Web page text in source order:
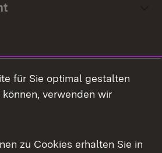
für Sie optimal gestalten
verwenden wir
zu Cookies erhalten Sie in